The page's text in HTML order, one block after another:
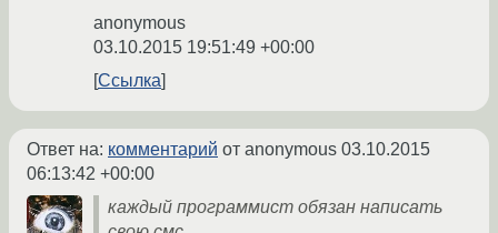
anonymous
03.10.2015 19:51:49 +00:00
Ссылка
Ответ на: комментарий от anonymous 03.10.2015
06:13:42 +00:00
каждый программист обязан написать